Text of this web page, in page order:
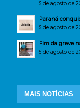
5 de agosto de
Paraná
5 de agosto de
Fim da greve
5 de agosto de
MAIS NOTÍCIAS